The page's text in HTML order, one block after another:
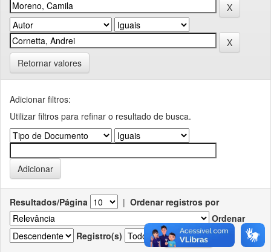
Retornar valores
Adicionar filtros:
Utilizar filtros para refinar o resultado de busca.
Resultados/Página | Ordenar registros por
Ordenar
Registro(s)